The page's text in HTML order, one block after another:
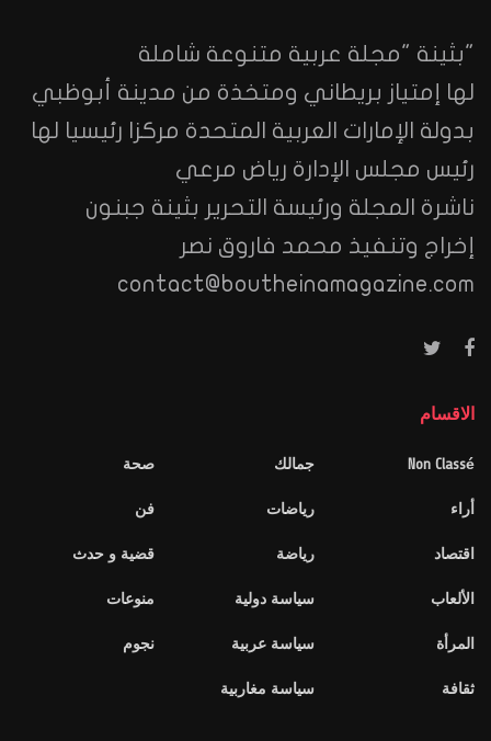
"بثينة "مجلة عربية متنوعة شاملة
لها إمتياز بريطاني ومتخذة من مدينة أبوظبي
بدولة الإمارات العربية المتحدة مركزا رئيسيا لها
رئيس مجلس الإدارة رياض مرعي
ناشرة المجلة ورئيسة التحرير بثينة جبنون
إخراج وتنفيذ محمد فاروق نصر
contact@boutheinamagazine.com
الاقسام
Non Classé
أراء
اقتصاد
الألعاب
المرأة
ثقافة
جمالك
رياضات
رياضة
سياسة دولية
سياسة عربية
سياسة مغاربية
صحة
فن
قضية و حدث
منوعات
نجوم